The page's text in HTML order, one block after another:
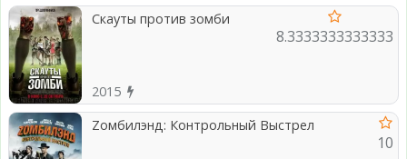
Скауты против зомби
2015
8.3333333333333
Zомбилэнд: Контрольный Выстрел
10